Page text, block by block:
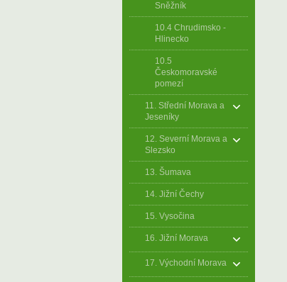
Sněžník
10.4 Chrudimsko -
Hlinecko
10.5
Českomoravské
pomezí
11. Střední Morava a
Jeseníky
12. Severní Morava a
Slezsko
13. Šumava
14. Jižní Čechy
15. Vysočina
16. Jižní Morava
17. Východní Morava